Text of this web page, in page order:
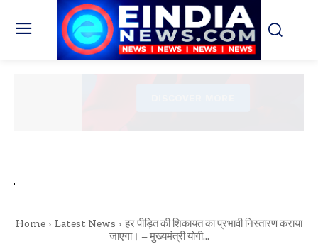
Home Latest News
हर पीड़ित की शिकायत का प्रभावी निस्तारण कराया
जाएगा। – मुख्यमंत्री योगी...